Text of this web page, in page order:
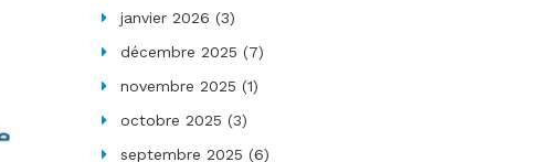
janvier 2026 (3)
décembre 2025 (7)
novembre 2025 (1)
octobre 2025 (3)
septembre 2025 (6)